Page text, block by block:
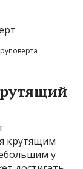
крутящим
у